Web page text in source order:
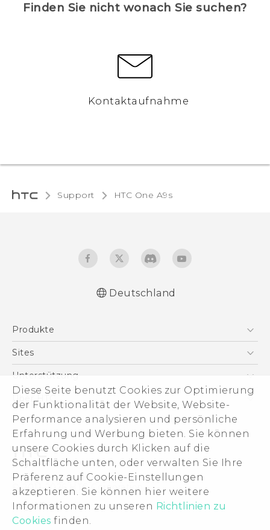
Diese Seite benutzt Cookies zur Optimierung
der Funktionalität der Website, Website-
Performance analysieren und persönliche
Erfahrung und Werbung bieten. Sie können
unsere Cookies durch Klicken auf die
Schaltfläche unten, oder verwalten Sie Ihre
Präferenz auf Cookie-Einstellungen
akzeptieren. Sie können hier weitere
Informationen zu unseren Richtlinien zu
Cookies finden.
Finden Sie nicht wonach Sie suchen?
Kontaktaufnahme
Support HTC One A9s‎
behördliche Bestimmungen
English - Quick start guide
English - User manual
English - Safety and regulatory guide
Deutschland
Produkte
Smartphones
VIVE
Zubehör
Sites
HTC Dev
HTC Vive
Unterstützung
Unterstützung
eCommerce Support
Über HTC
ESG
Impressum
Investor
Cookie Preferences
Offene Stellen
Security and Privacy Whitepaper
© 2011-2026 HTC Corporation
Legal Terms